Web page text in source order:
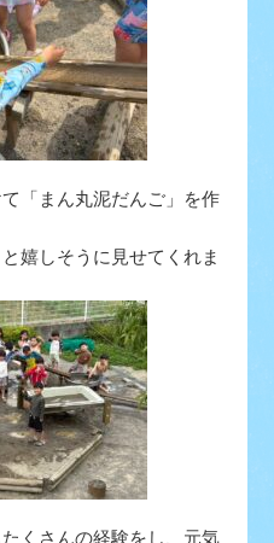
「まん丸泥だんご」を作
嬉しそうに見せてくれま
くさんの経験をし、元気